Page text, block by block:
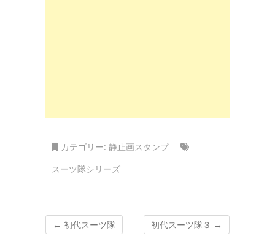
カテゴリー: 静止画スタンプ
スーツ隊シリーズ
← 初代スーツ隊 初代スーツ隊３ →